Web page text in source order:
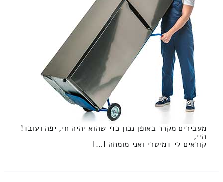
מעבירים מקרר באופן נכון כדי שהוא יהיה חי, יפה ועובד!
היי,
קוראים לי דמיטרי ואני מומחה […]